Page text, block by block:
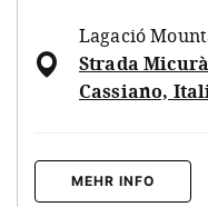
Lagació
Strada Micurà
Cassiano,
MEHR INFO